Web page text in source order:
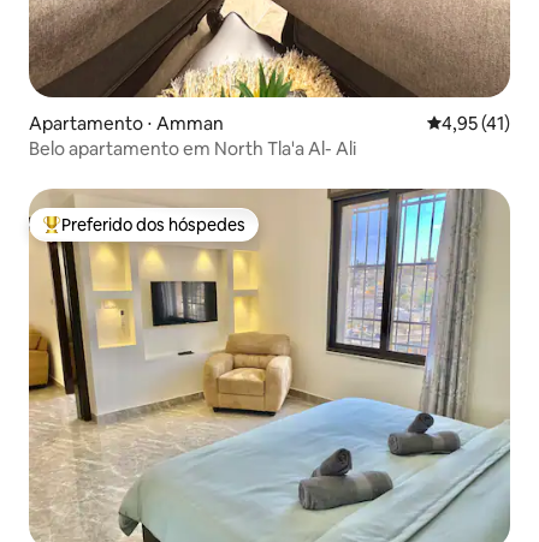
Apartamento ⋅ Amman 4,95 de uma
4,95 (41)
Belo apartamento em North Tla'a Al- Ali
Entre os melhores preferidos dos hóspedes
Preferido dos hóspedes